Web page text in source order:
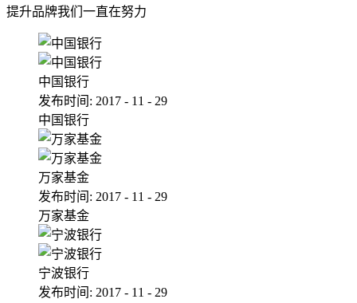
提升品牌我们一直在努力
中国银行
发布时间: 2017 - 11 - 29
中国银行
万家基金
发布时间: 2017 - 11 - 29
万家基金
宁波银行
发布时间: 2017 - 11 - 29